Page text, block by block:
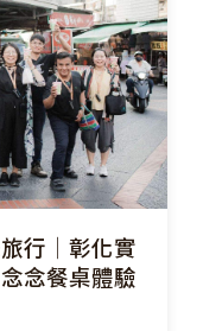
行│彰化實
念餐桌體驗